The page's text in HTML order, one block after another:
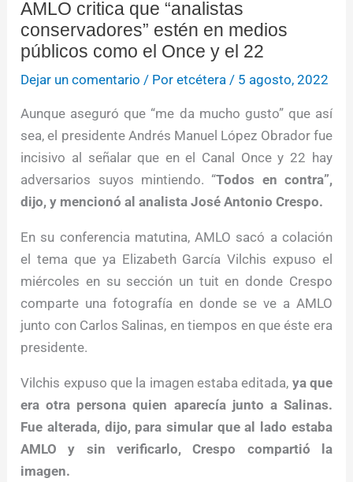
AMLO critica que “analistas
conservadores” estén en medios
públicos como el Once y el 22
Dejar un comentario / Poretcétera / 5 agosto, 2022
Aunque aseguró que “me da mucho gusto” que así
sea, el presidente Andrés Manuel López Obrador fue
incisivo al señalar que en el Canal Once y 22 hay
adversarios suyos mintiendo. “Todos en contra”,
dijo, y mencionó al analista José Antonio Crespo.
En su conferencia matutina, AMLO sacó a colación
el tema que ya Elizabeth García Vilchis expuso el
miércoles en su sección un tuit en donde Crespo
comparte una fotografía en donde se ve a AMLO
junto con Carlos Salinas, en tiempos en que éste era
presidente.
Vilchis expuso que la imagen estaba editada, ya que
era otra persona quien aparecía junto a Salinas.
Fue alterada, dijo, para simular que al lado estaba
AMLO y sin verificarlo, Crespo compartió la
imagen.